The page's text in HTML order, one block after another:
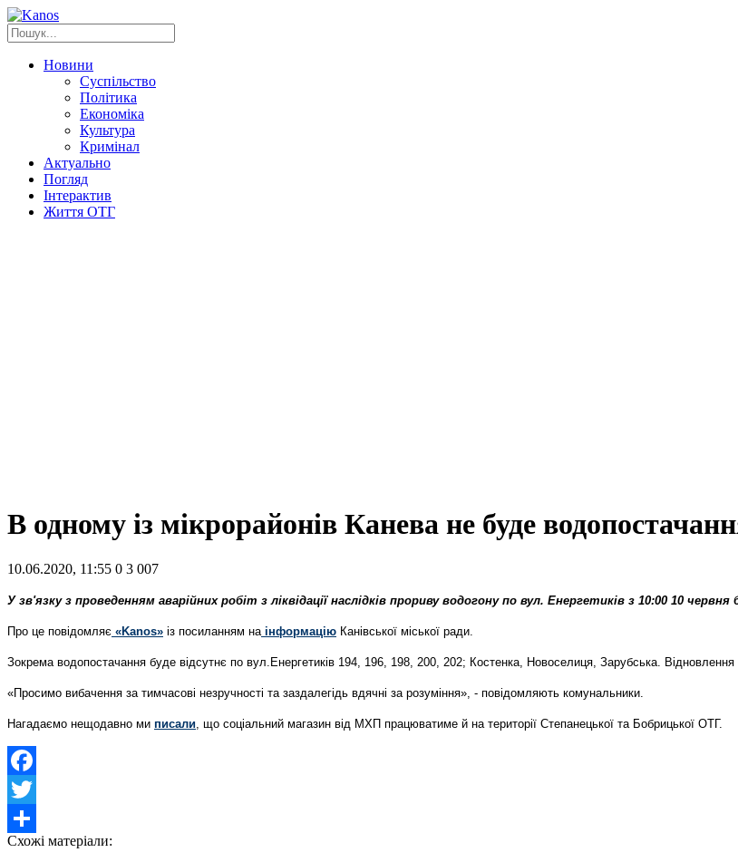
Новини
Суспільство
Політика
Економіка
Культура
Кримінал
Актуально
Погляд
Інтерактив
Життя ОТГ
В одному із мікрорайонів Канева не буде
10.06.2020, 11:55 0 3 007
У зв'язку з проведенням аварійних робіт з ліквідації наслідків прориву водогону по вул. Енергетиків з 10:00 10
Про це повідомляє «Kanos» із посиланням на інформацію Канівської міської ради.
Зокрема водопостачання буде відсутнє по вул.Енергетиків 194, 196, 198, 200, 202; Костенка, Новоселиця, Зарубська. Відновлення
«Просимо вибачення за тимчасові незручності та заздалегідь вдячні за розуміння», - повідомляють комунальники.
Нагадаємо нещодавно ми писали , що соціальний магазин від МХП працюватиме й на території Степанецької та Бобрицької ОТГ.
Facebook
Twitter
Share
Схожі матеріали: